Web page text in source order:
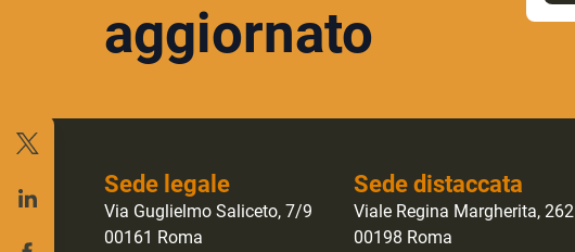
aggiornato
Sede legale
Via Guglielmo Saliceto, 7/9
00161 Roma
Sede distaccata
Viale Regina Margherita, 262
00198 Roma